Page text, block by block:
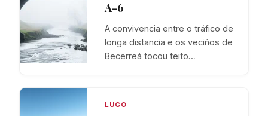
A-6
A convivencia entre o tráfico de
longa distancia e os veciños de
Becerreá tocou teito…
LUGO